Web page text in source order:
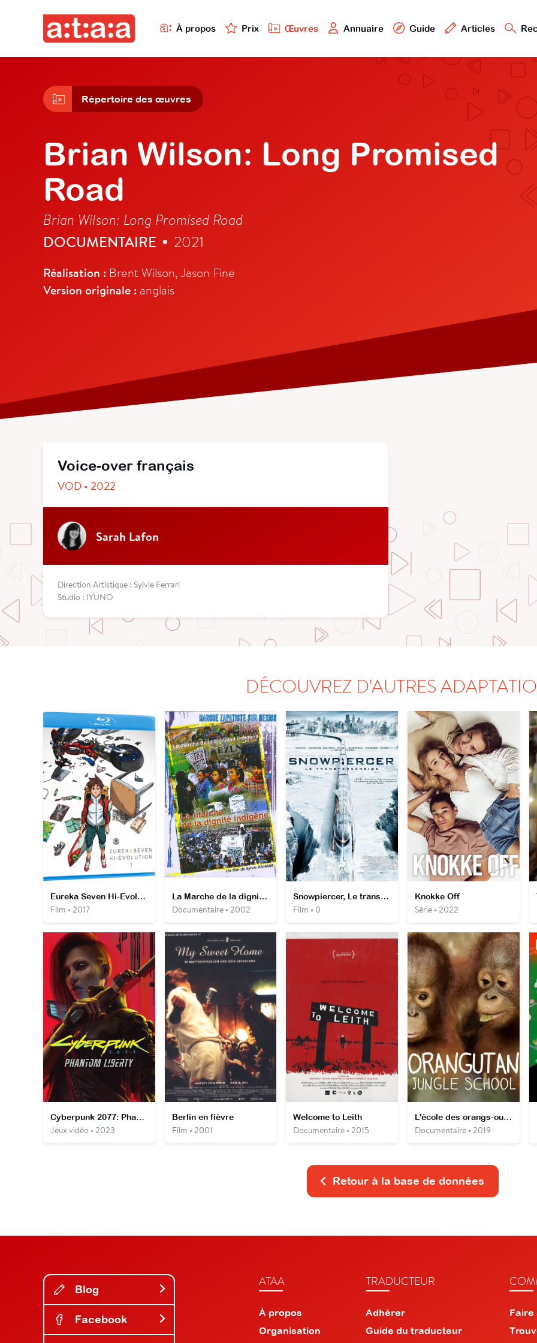
À propos Prix Œuvres Annuaire Guide Articles
Répertoire des œuvres
Brian Wilson: Long Promised
Road
Brian Wilson: Long Promised Road
DOCUMENTAIRE • 2021
Réalisation : Brent Wilson, Jason Fine
Version originale : anglais
Voice-over français
VOD • 2022
Sarah Lafon
Direction Artistique : Sylvie Ferrari
Studio : IYUNO
DÉCOUVREZ D'AUTRES
Eureka Seven Hi-Evolution Film 1: RENTON
Film • 2017
La Marche de la dignité indigène
Documentaire • 2002
Snowpiercer, Le transperceneige
Film • 0
Knokke Off
Série • 2022
Cyberpunk 2077: Phantom Liberty
Jeux vidéo • 2023
Berlin en fièvre
Film • 2001
Welcome to Leith
Documentaire • 2015
L'école des orangs-outans
Documentaire • 2019
Retour à la base de données
Blog
Facebook
ATAA
À propos
Organisation
TRADUCTEUR
Adhérer
Guide du traducteur